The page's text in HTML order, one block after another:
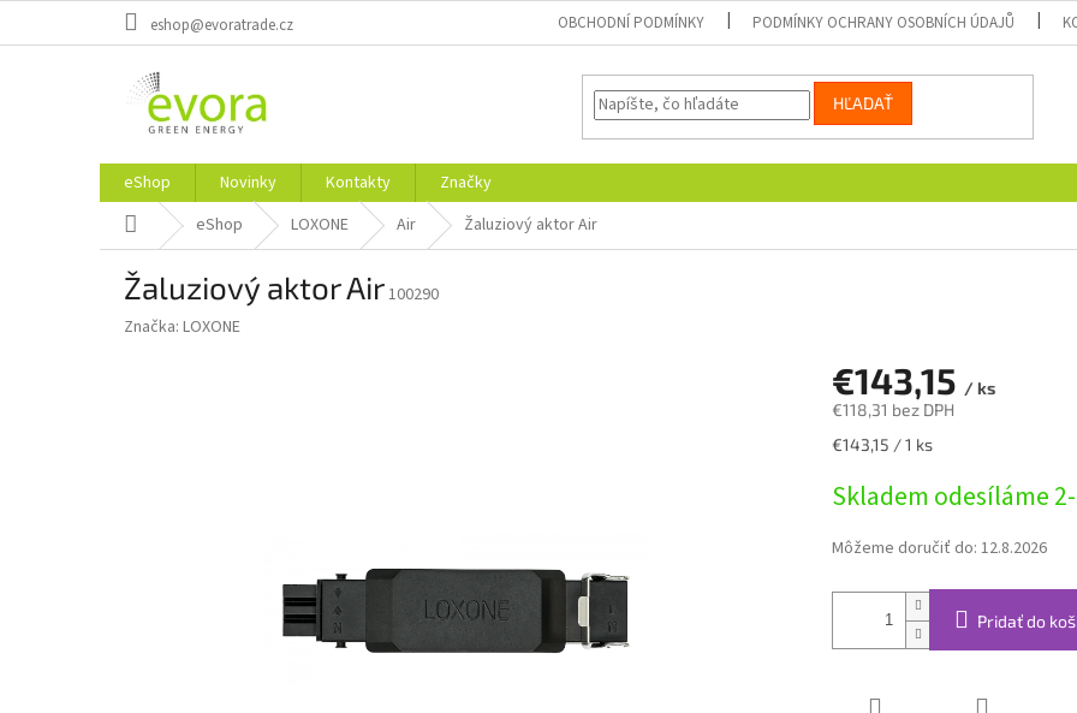
eshop@evoratrade.cz OBCHODNÍ PODMÍNKY PODMÍNKY OCHRANY OSOBNÍCH ÚDAJŮ
HĽADAŤ
eShop Novinky Kontakty
Značky
Domov eShop LOXONE Air Žaluziový aktor Air
Žaluziový aktor Air100290
Značka: LOXONE
€143,15 / ks
€118,31 bez DPH
Jednotková
€143,15 / 1 ks
Skladem odesíláme
Môžeme doručiť do: 12.8.2026
Pridať do